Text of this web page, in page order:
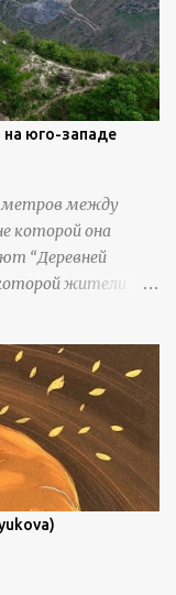
на юго-западе
метров между
которой она
“Деревней
жители
и
было улучшено.
до 4
мигрировали
в этом месте
для
и разведения
пор особая